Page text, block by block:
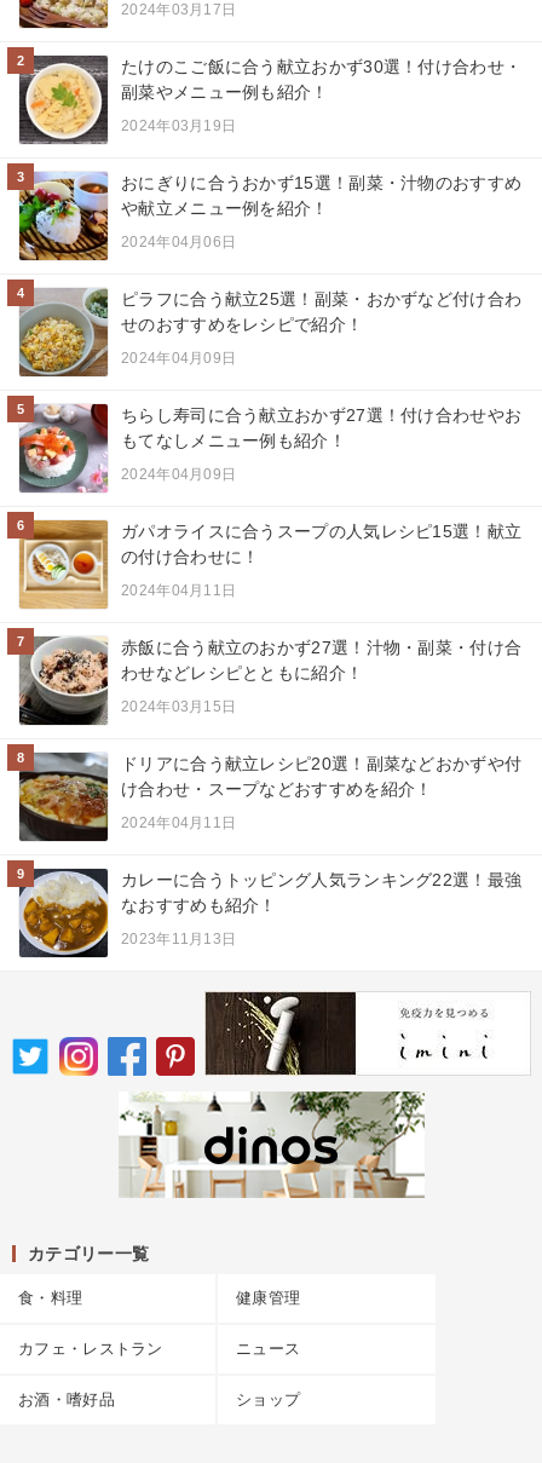
2024年03月17日
2
たけのこご飯に合う献立おかず30選！付け合わせ・
副菜やメニュー例も紹介！
2024年03月19日
3
おにぎりに合うおかず15選！副菜・汁物のおすすめ
や献立メニュー例を紹介！
2024年04月06日
4
ピラフに合う献立25選！副菜・おかずなど付け合わ
せのおすすめをレシピで紹介！
2024年04月09日
5
ちらし寿司に合う献立おかず27選！付け合わせやお
もてなしメニュー例も紹介！
2024年04月09日
6
ガパオライスに合うスープの人気レシピ15選！献立
の付け合わせに！
2024年04月11日
7
赤飯に合う献立のおかず27選！汁物・副菜・付け合
わせなどレシピとともに紹介！
2024年03月15日
8
ドリアに合う献立レシピ20選！副菜などおかずや付
け合わせ・スープなどおすすめを紹介！
2024年04月11日
9
カレーに合うトッピング人気ランキング22選！最強
なおすすめも紹介！
2023年11月13日
カテゴリー一覧
食・料理 健康管理
カフェ・レストラン ニュース
お酒・嗜好品 ショップ